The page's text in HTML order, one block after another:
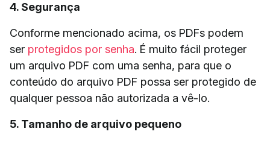
4. Segurança
Conforme mencionado acima, os PDFs podem
ser protegidos por senha. É muito fácil proteger
um arquivo PDF com uma senha, para que o
conteúdo do arquivo PDF possa ser protegido de
qualquer pessoa não autorizada a vê-lo.
5. Tamanho de arquivo pequeno